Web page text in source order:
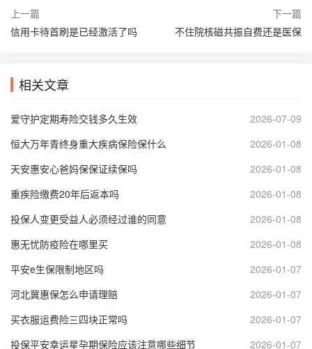
上一篇
信用卡待首刷是已经激活了吗
下一篇
不住院核磁共振自费还是医保
相关文章
爱守护定期寿险交钱多久生效
2026-07-09
恒大万年青终身重大疾病保险保什么
2026-01-08
天安惠安心爸妈保保证续保吗
2026-01-08
重疾险缴费20年后返本吗
2026-01-08
投保人变更受益人必须经过谁的同意
2026-01-08
惠无忧防疫险在哪里买
2026-01-08
平安e生保限制地区吗
2026-01-07
河北冀惠保怎么申请理赔
2026-01-07
买衣服运费险三四块正常吗
2026-01-07
投保平安幸运星孕期保险应该注意哪些细节
2026-01-07